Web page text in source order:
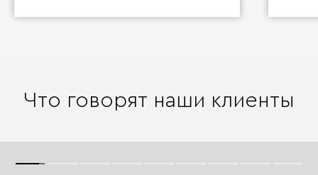
Что говорят наши клиенты